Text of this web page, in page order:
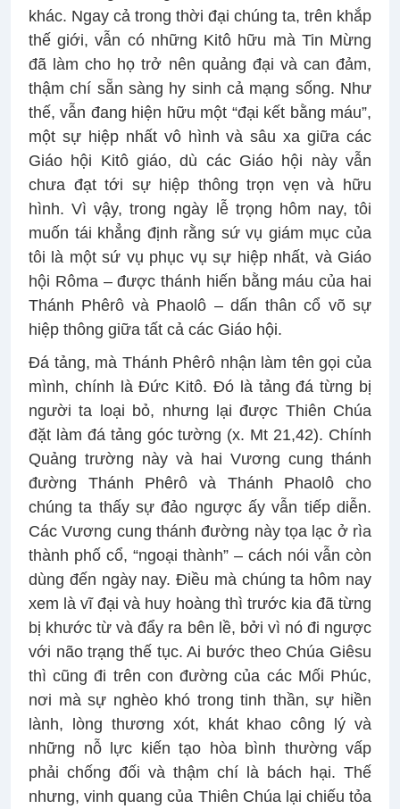
khác. Ngay cả trong thời đại chúng ta, trên khắp
thế giới, vẫn có những Kitô hữu mà Tin Mừng
đã làm cho họ trở nên quảng đại và can đảm,
thậm chí sẵn sàng hy sinh cả mạng sống. Như
thế, vẫn đang hiện hữu một “đại kết bằng máu”,
một sự hiệp nhất vô hình và sâu xa giữa các
Giáo hội Kitô giáo, dù các Giáo hội này vẫn
chưa đạt tới sự hiệp thông trọn vẹn và hữu
hình. Vì vậy, trong ngày lễ trọng hôm nay, tôi
muốn tái khẳng định rằng sứ vụ giám mục của
tôi là một sứ vụ phục vụ sự hiệp nhất, và Giáo
hội Rôma – được thánh hiến bằng máu của hai
Thánh Phêrô và Phaolô – dấn thân cổ võ sự
hiệp thông giữa tất cả các Giáo hội.
Đá tảng, mà Thánh Phêrô nhận làm tên gọi của
mình, chính là Đức Kitô. Đó là tảng đá từng bị
người ta loại bỏ, nhưng lại được Thiên Chúa
đặt làm đá tảng góc tường (x. Mt 21,42). Chính
Quảng trường này và hai Vương cung thánh
đường Thánh Phêrô và Thánh Phaolô cho
chúng ta thấy sự đảo ngược ấy vẫn tiếp diễn.
Các Vương cung thánh đường này tọa lạc ở rìa
thành phố cổ, “ngoại thành” – cách nói vẫn còn
dùng đến ngày nay. Điều mà chúng ta hôm nay
xem là vĩ đại và huy hoàng thì trước kia đã từng
bị khước từ và đẩy ra bên lề, bởi vì nó đi ngược
với não trạng thế tục. Ai bước theo Chúa Giêsu
thì cũng đi trên con đường của các Mối Phúc,
nơi mà sự nghèo khó trong tinh thần, sự hiền
lành, lòng thương xót, khát khao công lý và
những nỗ lực kiến tạo hòa bình thường vấp
phải chống đối và thậm chí là bách hại. Thế
nhưng, vinh quang của Thiên Chúa lại chiếu tỏa